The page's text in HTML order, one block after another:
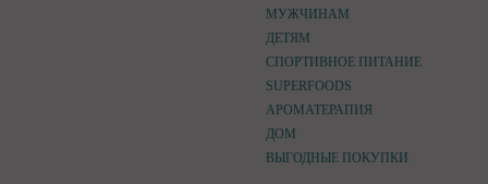
МУЖЧИНАМ
ДЕТЯМ
СПОРТИВНОЕ ПИТАНИЕ
SUPERFOODS
АРОМАТЕРАПИЯ
ДОМ
ВЫГОДНЫЕ ПОКУПКИ